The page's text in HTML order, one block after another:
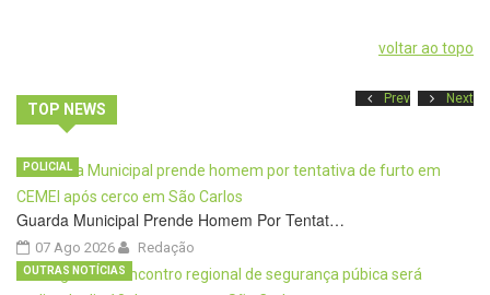
voltar ao topo
TOP NEWS
Prev Next
Guarda Municipal Prende Homem Por Tentat…
07 Ago 2026
POLICIAL
Redação
OUTRAS NOTÍCIAS